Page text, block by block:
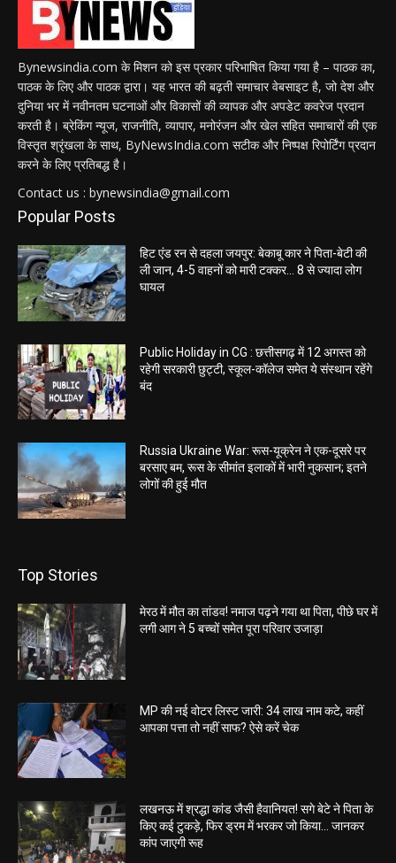
Bynewsindia.com के मिशन को इस प्रकार परिभाषित किया गया है – पाठक का,
पाठक के लिए और पाठक द्वारा। यह भारत की बढ़ती समाचार वेबसाइट है, जो देश और
दुनिया भर में नवीनतम घटनाओं और विकासों की व्यापक और अपडेट कवरेज प्रदान
करती है। ब्रेकिंग न्यूज, राजनीति, व्यापार, मनोरंजन और खेल सहित समाचारों की एक
विस्तृत श्रृंखला के साथ, ByNewsIndia.com सटीक और निष्पक्ष रिपोर्टिंग प्रदान
करने के लिए प्रतिबद्ध है।
Contact us : bynewsindia@gmail.com
Popular Posts
हिट एंड रन से दहला जयपुर: बेकाबू कार ने पिता-बेटी की
ली जान, 4-5 वाहनों को मारी टक्कर… 8 से ज्यादा लोग
घायल
Public Holiday in CG : छत्तीसगढ़ में 12 अगस्त को
रहेगी सरकारी छुट्टी, स्कूल-कॉलेज समेत ये संस्थान रहेंगे
बंद
Russia Ukraine War: रूस-यूक्रेन ने एक-दूसरे पर
बरसाए बम, रूस के सीमांत इलाकों में भारी नुकसान; इतने
लोगों की हुई मौत
Top Stories
मेरठ में मौत का तांडव! नमाज पढ़ने गया था पिता, पीछे घर में
लगी आग ने 5 बच्चों समेत पूरा परिवार उजाड़ा
MP की नई वोटर लिस्ट जारी: 34 लाख नाम कटे, कहीं
आपका पत्ता तो नहीं साफ? ऐसे करें चेक
लखनऊ में श्रद्धा कांड जैसी हैवानियत! सगे बेटे ने पिता के
किए कई टुकड़े, फिर ड्रम में भरकर जो किया… जानकर
कांप जाएगी रूह